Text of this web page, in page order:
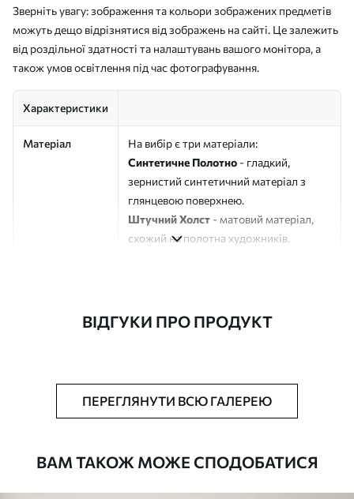
Зверніть увагу: зображення та кольори зображених предметів
можуть дещо відрізнятися від зображень на сайті. Це залежить
від роздільної здатності та налаштувань вашого монітора, а
також умов освітлення під час фотографування.
Характеристики
Матеріал
На вибір є три матеріали:
Синтетичне Полотно - гладкий,
зернистий синтетичний матеріал з
глянцевою поверхнею.
Штучний Холст - матовий матеріал,
схожий на полотна художників.
Додатково Можна додати лакове покриття.
ВІДГУКИ ПРО ПРОДУКТ
ПЕРЕГЛЯНУТИ ВСЮ ГАЛЕРЕЮ
ВАМ ТАКОЖ МОЖЕ СПОДОБАТИСЯ